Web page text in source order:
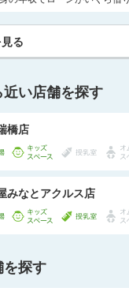
る
近い店舗を探す
橋店
みなとアクルス店
を探す